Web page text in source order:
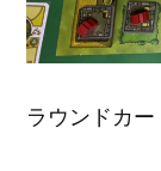
ラウンドカー